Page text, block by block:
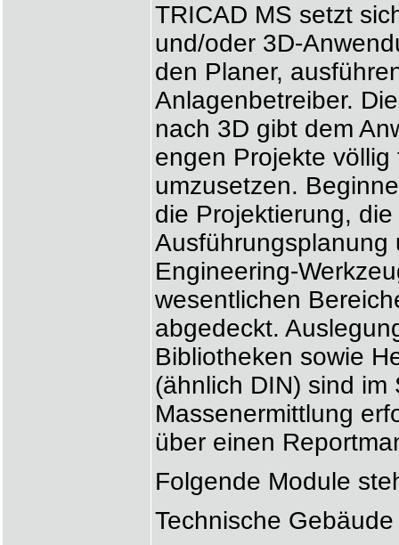
TRICAD MS setzt
und/oder 3D-
den Planer,
Anlagenbetreiber.
nach 3D gibt dem
engen Projekte
umzusetzen.
die Projektierung,
Ausführungsplanung
Engineering-
wesentlichen
abgedeckt.
Bibliotheken sowie
(ähnlich DIN) sind
Massenermittlung
über einen
Folgende Module
Technische